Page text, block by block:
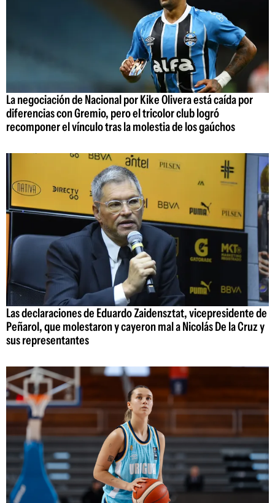
La negociación de Nacional por Kike Olivera está caída por
diferencias con Gremio, pero el tricolor club logró
recomponer el vínculo tras la molestia de los gaúchos
Las declaraciones de Eduardo Zaidensztat, vicepresidente de
Peñarol, que molestaron y cayeron mal a Nicolás De la Cruz y
sus representantes